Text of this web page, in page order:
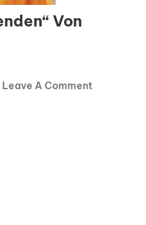
Von
Leave A CommentOn